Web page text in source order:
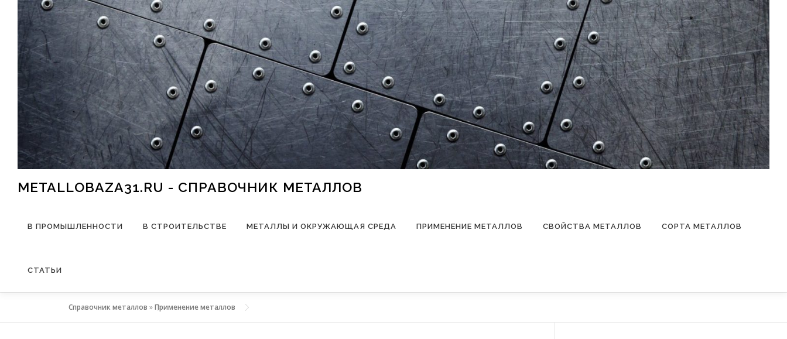
Перейти к содержимому
METALLOBAZA31.RU - СПРАВОЧНИК МЕТАЛЛОВ
В ПРОМЫШЛЕННОСТИ В СТРОИТЕЛЬСТВЕ МЕТАЛЛЫ И ОКРУЖАЮЩАЯ СРЕДА ПРИМЕНЕНИЕ МЕТАЛЛОВ СВОЙСТВА МЕТАЛЛОВ СОРТА МЕТАЛЛОВ
СТАТЬИ
Справочник металлов »Применение металлов